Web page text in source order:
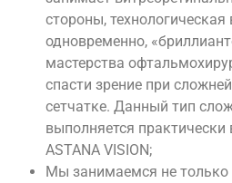
стороны,
одновременно,
мастерства
спасти зрение при
сетчатке. Данный тип
выполняется практически
ASTANA VISION;
Мы занимаемся не только